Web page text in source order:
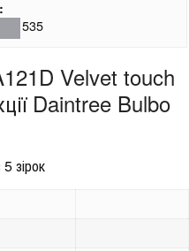
535
Velvet touch
Daintree Bulbo
зірок